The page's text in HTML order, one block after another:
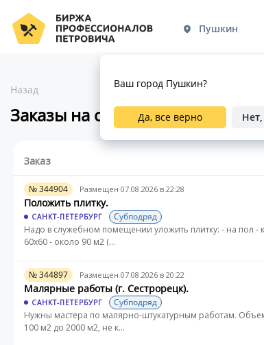
Пушкин
Назад
Заказы на строительные
Заказ
№ 344904 Размещен 07.08.2026 в 22:28
Положить плитку.
САНКТ-ПЕТЕРБУРГ
Субподряд
Надо в служебном помещении уложить плитку: - на пол -
60х60 - около 90 м2 (...
№ 344897 Размещен 07.08.2026 в 20:22
Малярные работы (г. Сестрорецк).
САНКТ-ПЕТЕРБУРГ
Субподряд
Нужны мастера по малярно-штукатурным работам.
100 м2 до 2000 м2, не к...
Ваш город Пушкин?
Да, все верно